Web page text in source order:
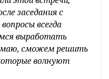
заседания с
всегда
выработать
сможем решить
волнуют